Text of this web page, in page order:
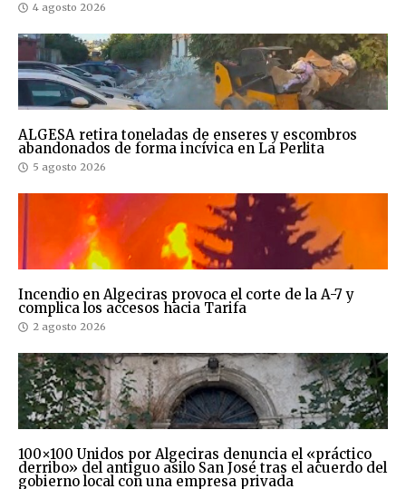
4 agosto 2026
ALGESA retira toneladas de enseres y escombros
abandonados de forma incívica en La Perlita
5 agosto 2026
Incendio en Algeciras provoca el corte de la A-7 y
complica los accesos hacia Tarifa
2 agosto 2026
100×100 Unidos por Algeciras denuncia el «práctico
derribo» del antiguo asilo San José tras el acuerdo del
gobierno local con una empresa privada